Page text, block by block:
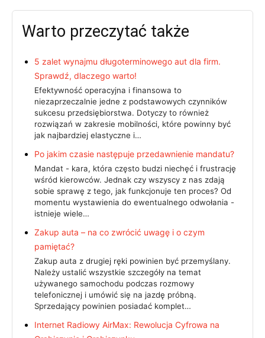
Warto przeczytać także
5 zalet wynajmu długoterminowego aut dla firm.
Sprawdź, dlaczego warto!
Efektywność operacyjna i finansowa to
niezaprzeczalnie jedne z podstawowych czynników
sukcesu przedsiębiorstwa. Dotyczy to również
rozwiązań w zakresie mobilności, które powinny być
jak najbardziej elastyczne i…
Po jakim czasie następuje przedawnienie mandatu?
Mandat - kara, która często budzi niechęć i frustrację
wśród kierowców. Jednak czy wszyscy z nas zdają
sobie sprawę z tego, jak funkcjonuje ten proces? Od
momentu wystawienia do ewentualnego odwołania -
istnieje wiele…
Zakup auta – na co zwrócić uwagę i o czym
pamiętać?
Zakup auta z drugiej ręki powinien być przemyślany.
Należy ustalić wszystkie szczegóły na temat
używanego samochodu podczas rozmowy
telefonicznej i umówić się na jazdę próbną.
Sprzedający powinien posiadać komplet…
Internet Radiowy AirMax: Rewolucja Cyfrowa na